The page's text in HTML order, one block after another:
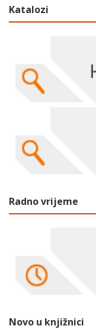
Katalozi
Radno vrijeme
Novo u knjižnici